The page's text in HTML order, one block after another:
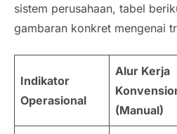
sistem perusahaan, tabel
gambaran konkret mengenai
Indikator
Operasional
Alur Kerja
(Manual)